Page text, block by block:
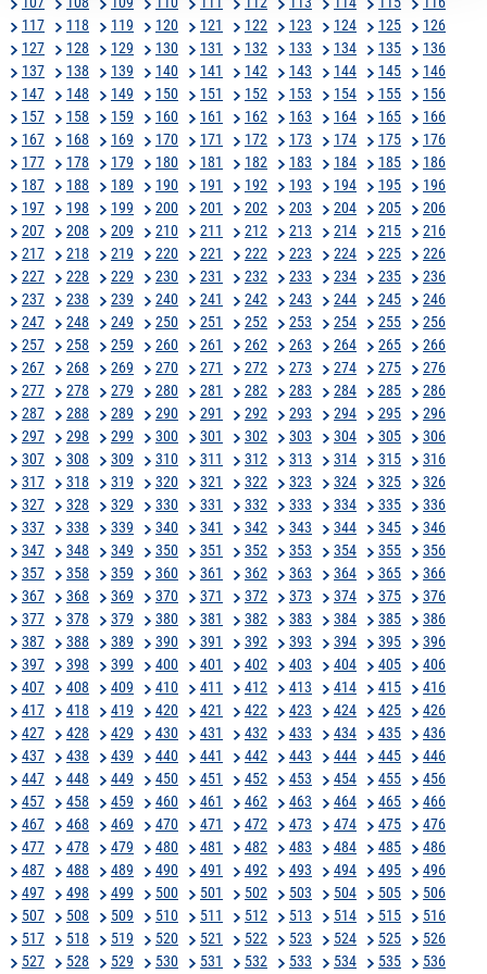
117
118 119 120 121 122 123 124 125
126
127
128 129 130 131 132 133 134 135
136
137
138 139 140 141 142 143 144 145
146
147
148 149 150 151 152 153 154 155
156
157
158 159 160 161 162 163 164 165
166
167
168 169 170 171 172 173 174 175
176
177
178 179 180 181 182 183 184 185
186
187
188 189 190 191 192 193 194 195
196
197
198 199 200 201 202 203 204 205
206
207
208 209 210 211 212 213 214 215
216
217
218 219 220 221 222 223 224 225
226
227
228 229 230 231 232 233 234 235
236
237
238 239 240 241 242 243 244 245
246
247
248 249 250 251 252 253 254 255
256
257
258 259 260 261 262 263 264 265
266
267
268 269 270 271 272 273 274 275
276
277
278 279 280 281 282 283 284 285
286
287
288 289 290 291 292 293 294 295
296
297
298 299 300 301 302 303 304 305
306
307
308 309 310 311 312 313 314 315
316
317
318 319 320 321 322 323 324 325
326
327
328 329 330 331 332 333 334 335
336
337
338 339 340 341 342 343 344 345
346
347
348 349 350 351 352 353 354 355
356
357
358 359 360 361 362 363 364 365
366
367
368 369 370 371 372 373 374 375
376
377
378 379 380 381 382 383 384 385
386
387
388 389 390 391 392 393 394 395
396
397
398 399 400 401 402 403 404 405
406
407
408 409 410 411 412 413 414 415
416
417
418 419 420 421 422 423 424 425
426
427
428 429 430 431 432 433 434 435
436
437
438 439 440 441 442 443 444 445
446
447
448 449 450 451 452 453 454 455
456
457
458 459 460 461 462 463 464 465
466
467
468 469 470 471 472 473 474 475
476
477
478 479 480 481 482 483 484 485
486
487
488 489 490 491 492 493 494 495
496
497
498 499 500 501 502 503 504 505
506
507
508 509 510 511 512 513 514 515
516
517
518 519 520 521 522 523 524 525
526
527
528 529 530 531 532 533 534 535 536